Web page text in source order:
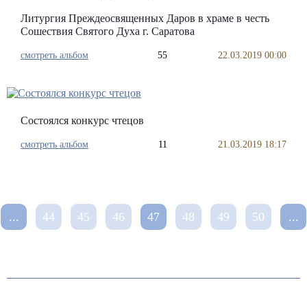
Литургия Преждеосвященных Даров в храме в честь
Сошествия Святого Духа г. Саратова
смотреть альбом 55 22.03.2019 00:00
Состоялся конкурс чтецов
смотреть альбом 11 21.03.2019 18:17
... 44 45 46 47 48 49 50 ...